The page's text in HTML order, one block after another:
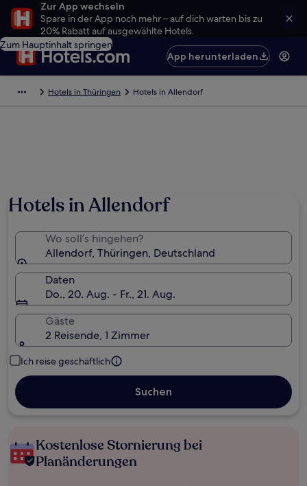
Zur App wechseln
Spare in der App noch mehr – auf dich warten bis zu
20% Rabatt auf ausgewählte Hotels.
Zum Hauptinhalt springen
App herunterladen
Hotels in Thüringen Hotels in Allendorf
Hotels in Allendorf
Wo soll’s hingehen?
Allendorf, Thüringen, Deutschland
Daten
Do., 20. Aug. - Fr., 21. Aug.
Gäste
2 Reisende, 1 Zimmer
Ich reise geschäftlich
Suchen
Kostenlose Stornierung bei
Planänderungen